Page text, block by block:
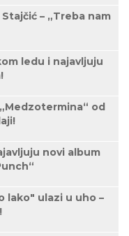
– „Treba nam
ledu i najavljuju
od
novi album
lako" ulazi u uho –